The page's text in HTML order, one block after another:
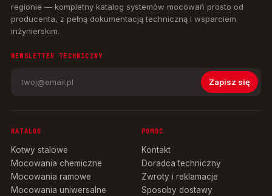
regionie — kompletny katalog systemów mocowań prosto od
producenta, z pełną dokumentacją techniczną i wsparciem
inżynierskim.
NEWSLETTER TECHNICZNY
Zapisz się
KATALOG
Kotwy stalowe
Mocowania chemiczne
Mocowania ramowe
Mocowania uniwersalne
POMOC
Kontakt
Doradca techniczny
Zwroty i reklamacje
Sposoby dostawy